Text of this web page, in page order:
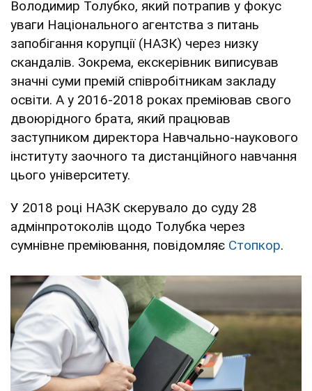
Володимир Толубко, який потрапив у фокус
уваги Національного агентства з питань
запобігання корупції (НАЗК) через низку
скандалів. Зокрема, екскерівник виписував
значні суми премій співробітникам закладу
освіти. А у 2016-2018 роках преміював свого
двоюрідного брата, який працював
заступником директора Навчально-наукового
інституту заочного та дистанційного навчання
цього університету.
У 2018 році НАЗК скерувало до суду 28
адмінпротоколів щодо Толубка через
сумнівне преміювання, повідомляє Стопкор.